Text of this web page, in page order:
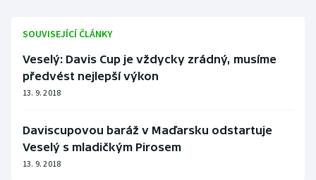
Volejbal
SOUVISEJÍCÍ ČLÁNKY
Veselý: Davis Cup je vždycky zrádný, musíme
předvést nejlepší výkon
13. 9. 2018
Daviscupovou baráž v Maďarsku odstartuje
Veselý s mladičkým Pirosem
13. 9. 2018